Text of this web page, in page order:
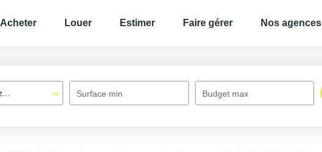
Acheter Louer Estimer Faire gérer Nos agences
Surface min Budget max